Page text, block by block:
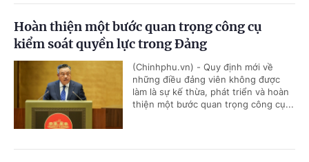
Hoàn thiện một bước quan trọng công cụ
kiểm soát quyền lực trong Đảng
(Chinhphu.vn) - Quy định mới về
những điều đảng viên không được
làm là sự kế thừa, phát triển và hoàn
thiện một bước quan trọng công cụ...